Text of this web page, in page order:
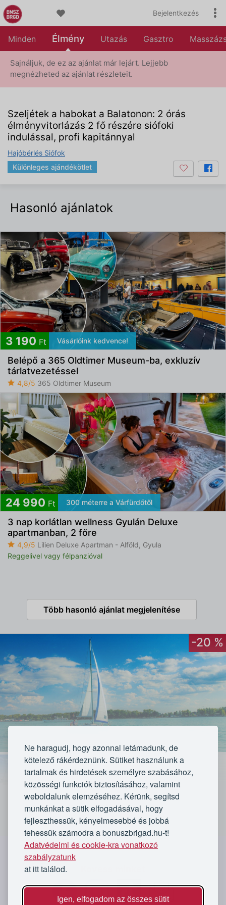
Ne haragudj, hogy azonnal letámadunk, de
kötelező rákérdeznünk. Sütiket használunk a
tartalmak és hirdetések személyre szabásához,
közösségi funkciók biztosításához, valamint
weboldalunk elemzéséhez. Kérünk, segítsd
munkánkat a sütik elfogadásával, hogy
fejleszthessük, kényelmesebbé és jobbá
tehessük számodra a bonuszbrigad.hu-t!
Adatvédelmi és cookie-kra vonatkozó
szabályzatunk
at itt találod.
Igen, elfogadom az összes sütit
Bejelentkezés
Minden Élmény Utazás Gasztro
Sajnáljuk, de ez az ajánlat már lejárt. Lejjebb
megnézheted az ajánlat részleteit.
Szeljétek a habokat a Balatonon: 2 órás
élményvitorlázás 2 fő részére siófoki
indulással, profi kapitánnyal
Hajóbérlés Siófok
Különleges ajándékötlet
Hasonló ajánlatok
3 190 Ft Vásárlóink kedvence!
Belépő a 365 Oldtimer Museum-ba, exkluzív
tárlatvezetéssel
4,8/5 365 Oldtimer Museum
24 990 Ft 300 méterre a Várfürdőtől
3 nap korlátlan wellness Gyulán Deluxe
apartmanban, 2 főre
4,9/5 Lilien Deluxe Apartman - Alföld, Gyula
Reggelivel vagy félpanzióval
Több hasonló ajánlat megjelenítése
-20 %
Lejárt
Az ajánlat lejárt 4 vásárló
`